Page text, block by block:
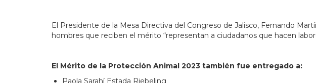
El Presidente de la Mesa Directiva del Congreso de Jalisco, Fernando
hombres que reciben el mérito “representan a ciudadanos que hacen
El Mérito de la Protección Animal 2023 también fue entregado a:
Paola Sarahí Estada Riebeling